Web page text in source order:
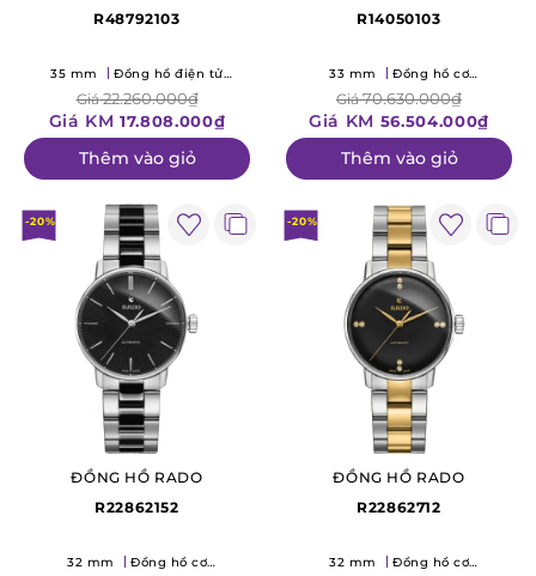
R48792103
35 mm
Đồng hồ điện tử
Giá22.260.000₫
Giá KM 17.808.000₫
Thêm vào giỏ
R14050103
33 mm
Đồng hồ cơ
Giá70.630.000₫
Giá KM 56.504.000₫
Thêm vào giỏ
-20%
ĐỒNG HỒ RADO
R22862152
32 mm
Đồng hồ cơ
-20%
ĐỒNG HỒ RADO
R22862712
32 mm
Đồng hồ cơ